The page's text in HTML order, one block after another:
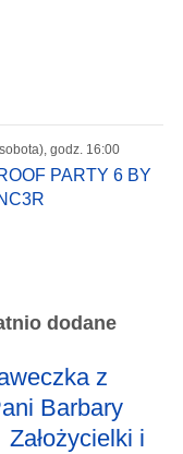
godz. 16:00
PARTY 6 BY
dodane
z
Barbary
i